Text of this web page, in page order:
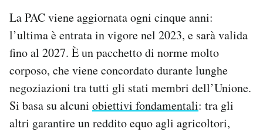
La PAC viene aggiornata ogni cinque anni:
l’ultima è entrata in vigore nel 2023, e sarà valida
fino al 2027. È un pacchetto di norme molto
corposo, che viene concordato durante lunghe
negoziazioni tra tutti gli stati membri dell’Unione.
Si basa su alcuni obiettivi fondamentali: tra gli
altri garantire un reddito equo agli agricoltori,